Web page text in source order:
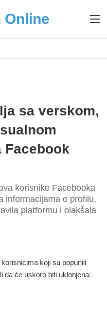
Online
sa verskom,
korisnike Facebooka
informacijama o profilu,
platformu i olakšala
koji su popunili
da će uskoro biti uklonjena: